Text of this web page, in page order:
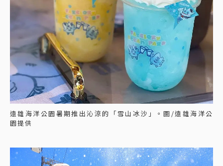
遠雄海洋公園暑期推出沁涼的「雪山冰沙」。圖/遠雄海洋公
園提供